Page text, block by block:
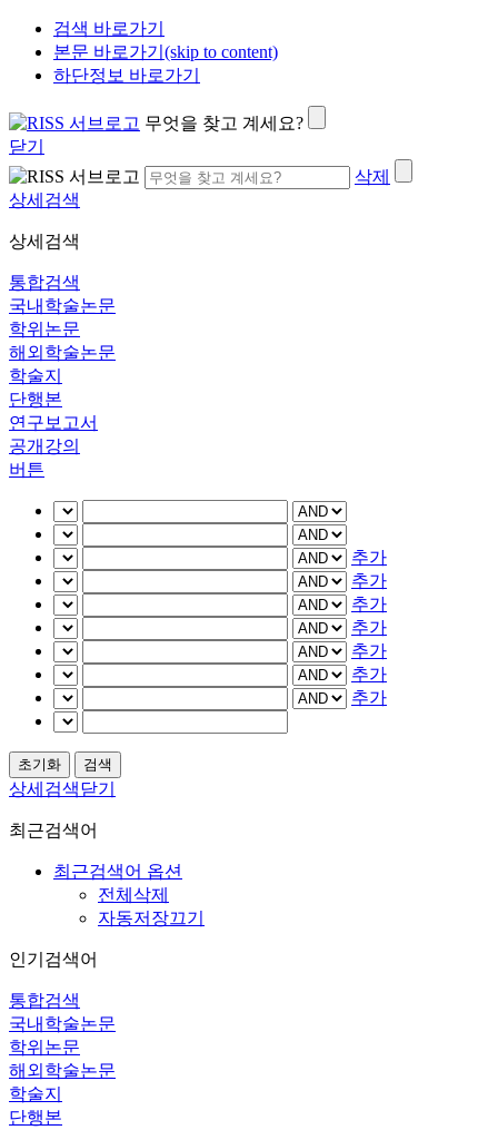
검색 바로가기
본문 바로가기(skip to content)
하단정보 바로가기
무엇을 찾고 계세요?
닫기
삭제
상세검색
상세검색
통합검색
국내학술논문
학위논문
해외학술논문
학술지
단행본
연구보고서
공개강의
버튼
추가
추가
추가
추가
추가
추가
추가
상세검색닫기
최근검색어
최근검색어 옵션
전체삭제
자동저장끄기
인기검색어
통합검색
국내학술논문
학위논문
해외학술논문
학술지
단행본